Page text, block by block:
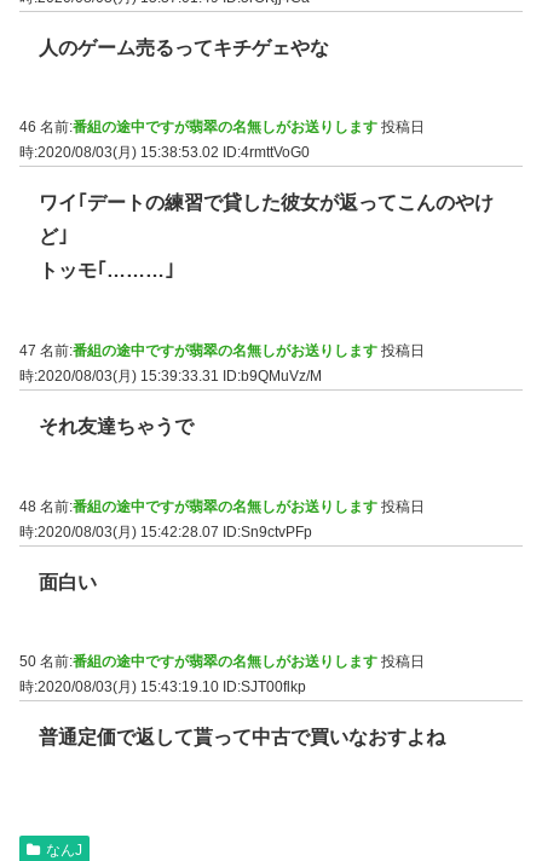
人のゲーム売るってキチゲェやな
46 名前:番組の途中ですが翡翠の名無しがお送りします 投稿日
時:2020/08/03(月) 15:38:53.02
ID:4rmttVoG0
ワイ｢デートの練習で貸した彼女が返ってこんのやけ
ど｣
トッモ｢………｣
47 名前:番組の途中ですが翡翠の名無しがお送りします 投稿日
時:2020/08/03(月) 15:39:33.31
ID:b9QMuVz/M
それ友達ちゃうで
48 名前:番組の途中ですが翡翠の名無しがお送りします 投稿日
時:2020/08/03(月) 15:42:28.07 ID:Sn9ctvPFp
面白い
50 名前:番組の途中ですが翡翠の名無しがお送りします 投稿日
時:2020/08/03(月) 15:43:19.10 ID:SJT00flkp
普通定価で返して貰って中古で買いなおすよね
なんJ